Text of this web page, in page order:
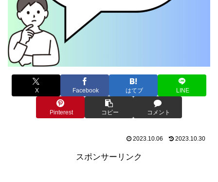
X Facebook はてブ LINE
Pinterest コピー コメント
2023.10.06 2023.10.30
スポンサーリンク